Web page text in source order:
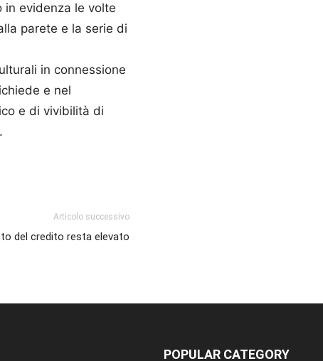
in evidenza le volte
parete e la serie di
in connessione
e nel
e di vivibilità di
Articolo successivo
del credito resta elevato
POPULAR CATEGORY